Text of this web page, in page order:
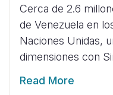
Cerca de 2.6
de Venezuela en
Naciones Unidas,
dimensiones con
Read More